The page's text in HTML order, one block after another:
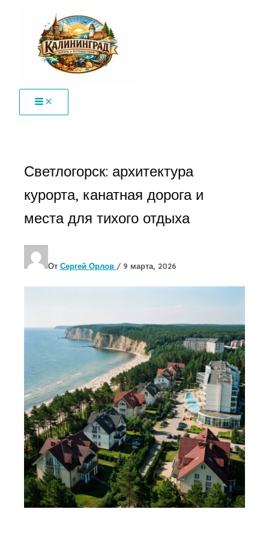
содержимому
Светлогорск: архитектура
курорта, канатная дорога и
места для тихого отдыха
От Сергей Орлов / 9 марта, 2026